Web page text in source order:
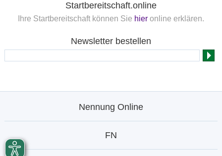
Startbereitschaft.online
Ihre Startbereitschaft können Sie hier online erklären.
Newsletter bestellen
Nennung Online
FN